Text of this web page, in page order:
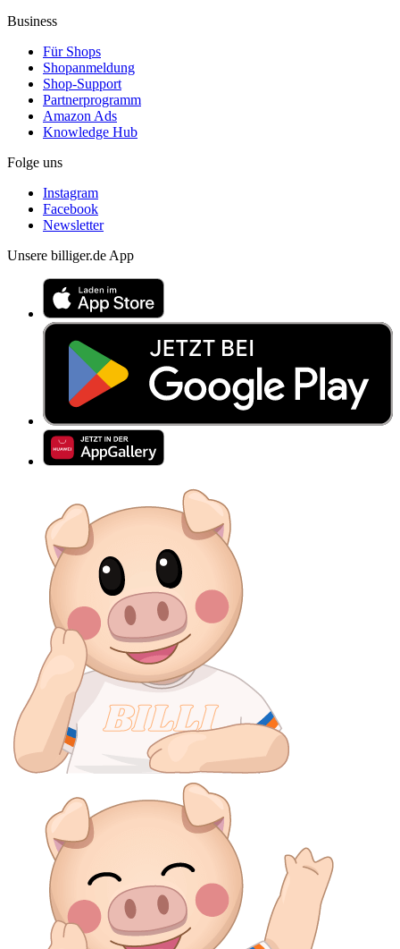
Business
Für Shops
Shopanmeldung
Shop-Support
Partnerprogramm
Amazon Ads
Knowledge Hub
Folge uns
Instagram
Facebook
Newsletter
Unsere billiger.de App